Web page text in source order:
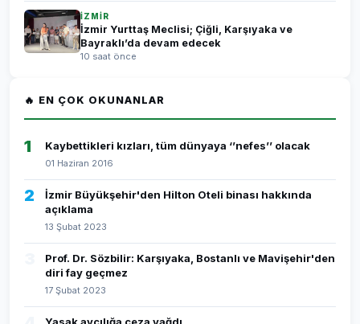
İZMİR
İzmir Yurttaş Meclisi; Çiğli, Karşıyaka ve
Bayraklı’da devam edecek
10 saat önce
🔥 EN ÇOK OKUNANLAR
1 Kaybettikleri kızları, tüm dünyaya ‘’nefes’’ olacak
01 Haziran 2016
2
İzmir Büyükşehir'den Hilton Oteli binası hakkında
açıklama
13 Şubat 2023
Prof. Dr. Sözbilir: Karşıyaka, Bostanlı ve Mavişehir'den
diri fay geçmez
17 Şubat 2023